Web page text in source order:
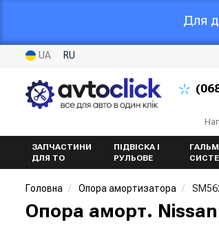
Для
UA RU
ЗАПЧАСТИНИ
ДЛЯ ТО
ПІДВІСКА І
РУЛЬОВЕ
Головна Опора амортизатора
Опора аморт.